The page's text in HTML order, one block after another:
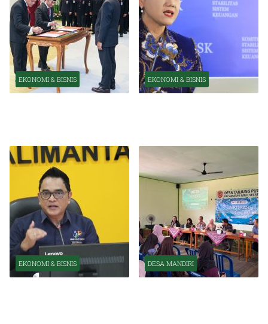
EKONOMI & BISNIS EKONOMI & BISNIS
EKONOMI & BISNIS DESA MANDIRI